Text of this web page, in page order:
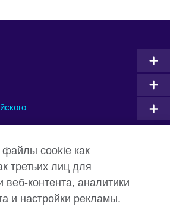
Twitter
YouTube
cookie как
третьих лиц для
веб-контента, аналитики
и настройки рекламы.